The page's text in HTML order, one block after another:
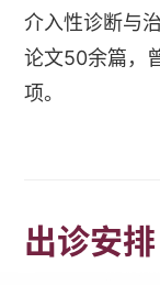
介入性诊断与
论文50余篇，
项。
出诊安排